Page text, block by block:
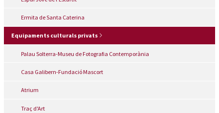
Ermita de Santa Caterina
Equipaments culturals privats
Palau Solterra-Museu de Fotografia Contemporània
Casa Galibern-Fundació Mascort
Atrium
Traç d'Art